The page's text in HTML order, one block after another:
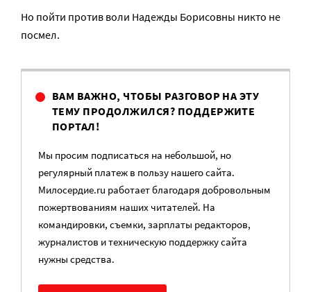
Но пойти против воли Надежды Борисовны никто не
посмел.
ВАМ ВАЖНО, ЧТОБЫ РАЗГОВОР НА ЭТУ
ТЕМУ ПРОДОЛЖИЛСЯ? ПОДДЕРЖИТЕ
ПОРТАЛ!
Мы просим подписаться на небольшой, но
регулярный платеж в пользу нашего сайта.
Милосердие.ru работает благодаря добровольным
пожертвованиям наших читателей. На
командировки, съемки, зарплаты редакторов,
журналистов и техническую поддержку сайта
нужны средства.